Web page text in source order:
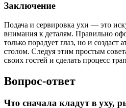
Заключение
Подача и сервировка ухи — это
внимания к деталям. Правильно
только порадует глаз, но и создаст
столом. Следуя этим простым
своих гостей и сделать процесс
Вопрос-ответ
Что сначала кладут в уху,